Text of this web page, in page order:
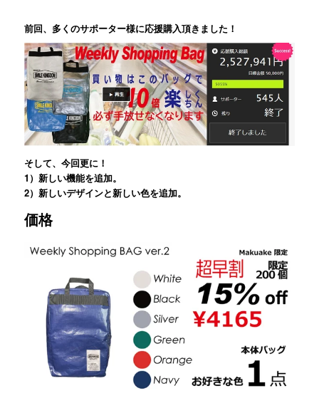
前回、多くのサポーター様に応援購入頂きました！
そして、今回更に！
1）新しい機能を追加。
2）新しいデザインと新しい色を追加。
価格